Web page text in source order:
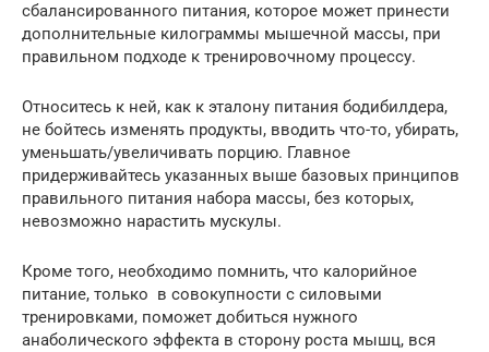
сбалансированного питания, которое может принести
дополнительные килограммы мышечной массы, при
правильном подходе к тренировочному процессу.
Относитесь к ней, как к эталону питания бодибилдера,
не бойтесь изменять продукты, вводить что-то, убирать,
уменьшать/увеличивать порцию. Главное
придерживайтесь указанных выше базовых принципов
правильного питания набора массы, без которых,
невозможно нарастить мускулы.
Кроме того, необходимо помнить, что калорийное
питание, только в совокупности с силовыми
тренировками, поможет добиться нужного
анаболического эффекта в сторону роста мышц, вся